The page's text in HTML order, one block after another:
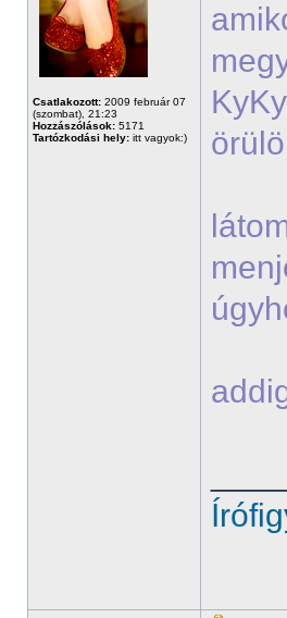
Csatlakozott: 2009 február 07
(szombat), 21:23
Hozzászólások: 5171
Tartózkodási hely: itt vagyok:)